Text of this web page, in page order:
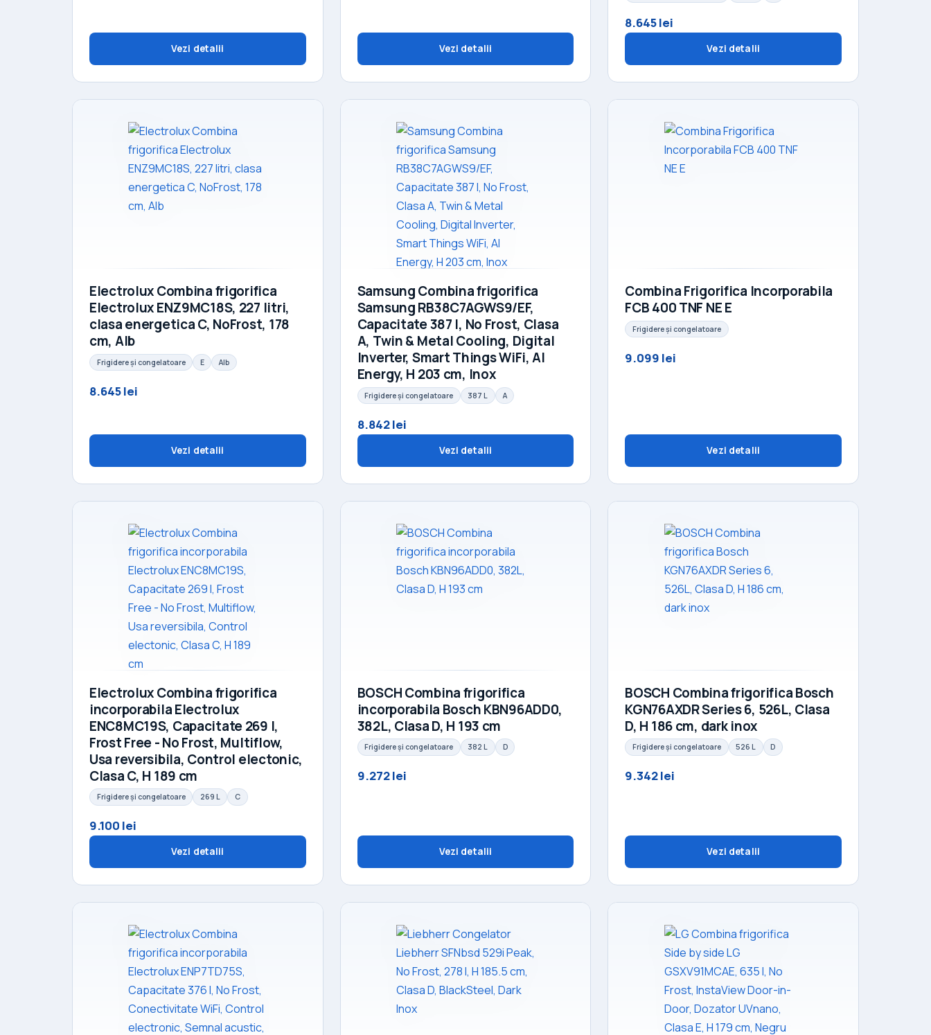
Vezi detalii Vezi detalii
8.645 lei
Vezi detalii
Electrolux Combina frigorifica
Electrolux ENZ9MC18S, 227 litri,
clasa energetica C, NoFrost, 178
cm, Alb
Frigidere și congelatoare E Alb
8.645 lei
Vezi detalii
Samsung Combina frigorifica
Samsung RB38C7AGWS9/EF,
Capacitate 387 l, No Frost, Clasa
A, Twin & Metal Cooling, Digital
Inverter, Smart Things WiFi, AI
Energy, H 203 cm, Inox
Frigidere și congelatoare 387 L A
8.842 lei
Vezi detalii
Combina Frigorifica Incorporabila
FCB 400 TNF NE E
Frigidere și congelatoare
9.099 lei
Vezi detalii
Electrolux Combina frigorifica
incorporabila Electrolux
ENC8MC19S, Capacitate 269 l,
Frost Free - No Frost, Multiflow,
Usa reversibila, Control electonic,
Clasa C, H 189 cm
Frigidere și congelatoare 269 L C
9.100 lei
Vezi detalii
BOSCH Combina frigorifica
incorporabila Bosch KBN96ADD0,
382L, Clasa D, H 193 cm
Frigidere și congelatoare 382 L D
9.272 lei
Vezi detalii
BOSCH Combina frigorifica Bosch
KGN76AXDR Series 6, 526L, Clasa
D, H 186 cm, dark inox
Frigidere și congelatoare 526 L D
9.342 lei
Vezi detalii